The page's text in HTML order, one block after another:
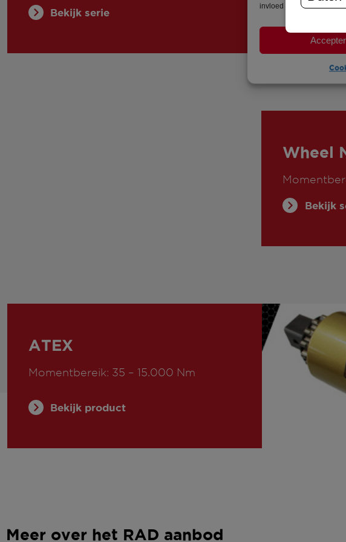
invloed hebben op
Bekijk serie
Wheel
Bekijk
ATEX
Momentbereik: 35 – 15.000 Nm
Bekijk product
Meer over het RAD aanbod